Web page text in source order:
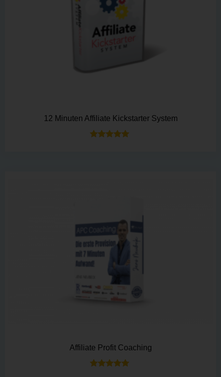
12 Minuten Affiliate Kickstarter System
Affiliate Profit Coaching